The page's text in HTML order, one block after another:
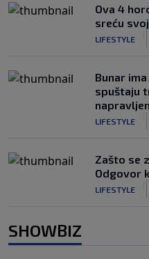
Ova 4
sreću
LIFESTYLE
Bunar
spuštaju
LIFESTYLE
Zašto se
Odgovor
LIFESTYLE
SHOWBIZ